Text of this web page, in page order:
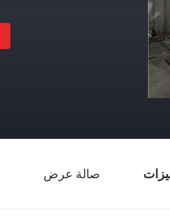
صالة عرض